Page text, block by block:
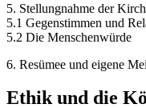
5. Stellungnahme der
5.1 Gegenstimmen und
5.2 Die Menschenwürde
6. Resümee und eigene
Ethik und die